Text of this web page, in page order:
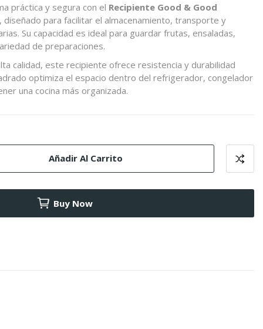
práctica y segura con el Recipiente Good & Good
, diseñado para facilitar el almacenamiento, transporte y
Su capacidad es ideal para guardar frutas, ensaladas,
de preparaciones.
calidad, este recipiente ofrece resistencia y durabilidad
optimiza el espacio dentro del refrigerador, congelador
una cocina más organizada.
Añadir Al Carrito
Buy Now